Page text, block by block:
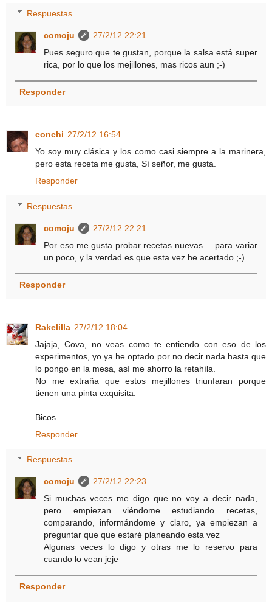
Respuestas
comoju
27/2/12 22:21
Pues seguro que te gustan, porque la salsa está super
rica, por lo que los mejillones, mas ricos aun ;-)
Responder
conchi 27/2/12 16:54
Yo soy muy clásica y los como casi siempre a la marinera,
pero esta receta me gusta, Sí señor, me gusta.
Responder
Respuestas
comoju
27/2/12 22:21
Por eso me gusta probar recetas nuevas ... para variar
un poco, y la verdad es que esta vez he acertado ;-)
Responder
Rakelilla 27/2/12 18:04
Jajaja, Cova, no veas como te entiendo con eso de los
experimentos, yo ya he optado por no decir nada hasta que
lo pongo en la mesa, así me ahorro la retahíla.
No me extraña que estos mejillones triunfaran porque
tienen una pinta exquisita.
Bicos
Responder
Respuestas
comoju
27/2/12 22:23
Si muchas veces me digo que no voy a decir nada,
pero empiezan viéndome estudiando recetas,
comparando, informándome y claro, ya empiezan a
preguntar que que estaré planeando esta vez
Algunas veces lo digo y otras me lo reservo para
cuando lo vean jeje
Responder